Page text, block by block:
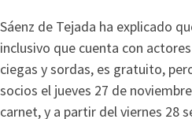
Sáenz de Tejada ha explicado
inclusivo que cuenta con
ciegas y sordas, es gratuito,
socios el jueves 27 de
carnet, y a partir del viernes 28